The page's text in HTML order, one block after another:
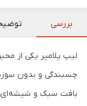
بررسی
لیپ پلامپر یکی از
چسبندگی و بدون
بافت سبک و شیشه‌ای